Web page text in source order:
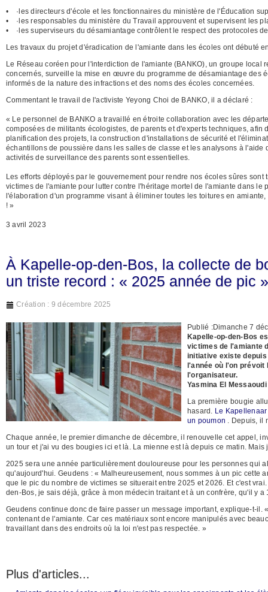
• ·les directeurs d'école et les fonctionnaires du ministère de l'Éducation
• ·les responsables du ministère du Travail approuvent et supervisent les
• ·les superviseurs du désamiantage contrôlent le respect des protocoles
Les travaux du projet d'éradication de l'amiante dans les écoles ont débuté
Le Réseau coréen pour l'interdiction de l'amiante (BANKO), un groupe
concernés, surveille la mise en œuvre du programme de désamiantage des
informés de la nature des infractions et des noms des écoles concernées.
Commentant le travail de l'activiste Yeyong Choi de BANKO, il a déclaré :
« Le personnel de BANKO a travaillé en étroite collaboration avec les
composées de militants écologistes, de parents et d'experts techniques,
planification des projets, la construction d'installations de sécurité et
échantillons de poussière dans les salles de classe et les analysons à
activités de surveillance des parents sont essentielles.
Les efforts déployés par le gouvernement pour rendre nos écoles sûres
victimes de l'amiante pour lutter contre l'héritage mortel de l'amiante dans
l'élaboration d'un programme visant à éliminer toutes les toitures en
! »
3 avril 2023
À Kapelle-op-den-Bos, la collecte de
un triste record : « 2025 année de pic »
Création : 9 décembre 2025
Publié :Dimanche 7
Kapelle-op-den-Bos
victimes de l'amiante
initiative existe
l'année où l'on
l'organisateur.
Yasmina El Messaoudi
La première bougie
hasard. Le
un poumon . Depuis, il
Chaque année, le premier dimanche de décembre, il renouvelle cet appel,
un tour et j'ai vu des bougies ici et là. La mienne est là depuis ce matin.
2025 sera une année particulièrement douloureuse pour les personnes qui
qu'aujourd'hui. Geudens : « Malheureusement, nous sommes à un pic
que le pic du nombre de victimes se situerait entre 2025 et 2026. Et c'est
den-Bos, je sais déjà, grâce à mon médecin traitant et à un confrère, qu'il y a
Geudens continue donc de faire passer un message important, explique-t-
contenant de l'amiante. Car ces matériaux sont encore manipulés avec
travaillant dans des endroits où la loi n'est pas respectée. »
Plus d'articles...